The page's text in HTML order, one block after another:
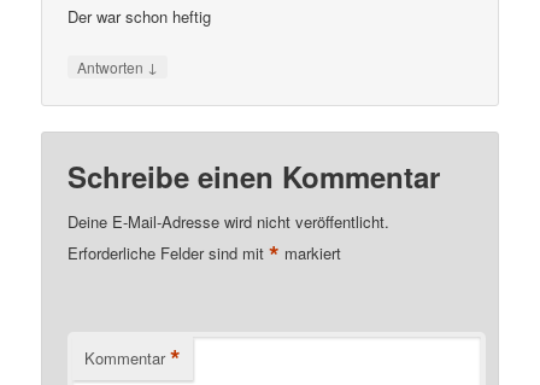
Der war schon heftig
Antworten ↓
Schreibe einen Kommentar
Deine E-Mail-Adresse wird nicht veröffentlicht.
Erforderliche Felder sind mit* markiert
Kommentar *